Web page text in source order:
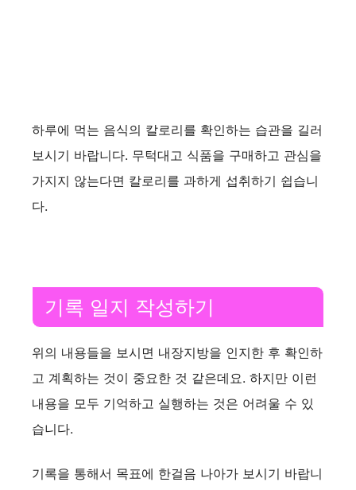
하루에 먹는 음식의 칼로리를 확인하는 습관을 길러
보시기 바랍니다. 무턱대고 식품을 구매하고 관심을
가지지 않는다면 칼로리를 과하게 섭취하기 쉽습니
다.
기록 일지 작성하기
위의 내용들을 보시면 내장지방을 인지한 후 확인하
고 계획하는 것이 중요한 것 같은데요. 하지만 이런
내용을 모두 기억하고 실행하는 것은 어려울 수 있
습니다.
기록을 통해서 목표에 한걸음 나아가 보시기 바랍니